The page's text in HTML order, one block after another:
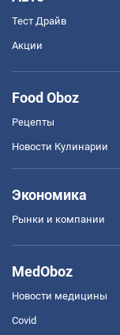
Тест Драйв
Акции
Food Oboz
Рецепты
Новости Кулинарии
Экономика
Рынки и компании
MedOboz
Новости медицины
Covid